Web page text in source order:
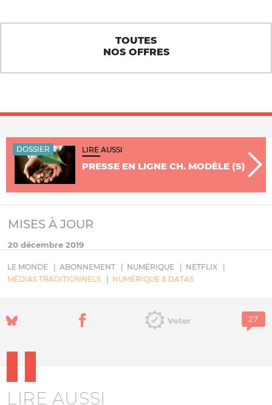
TOUTES
NOS OFFRES
DOSSIER LIRE AUSSI
PRESSE EN LIGNE CH. MODÈLE (S)
MISES À JOUR
20 décembre 2019
LE MONDE ABONNEMENT NUMÉRIQUE
NETFLIX
MÉDIAS TRADITIONNELS
NUMÉRIQUE & DATAS
Voter
LIRE AUSSI